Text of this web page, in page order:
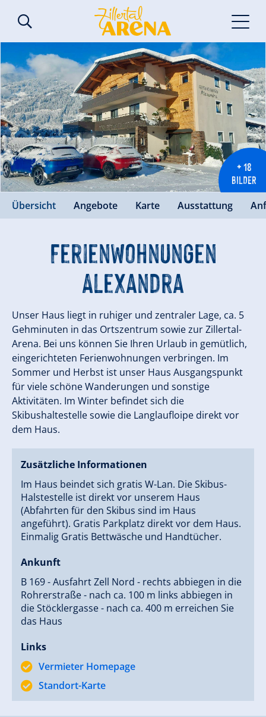
+ 18
BILDER
Übersicht Angebote Karte Ausstattung
Ferienwohnungen
Alexandra
Unser Haus liegt in ruhiger und zentraler Lage, ca. 5
Gehminuten in das Ortszentrum sowie zur Zillertal-
Arena. Bei uns können Sie Ihren Urlaub in gemütlich,
eingerichteten Ferienwohnungen verbringen. Im
Sommer und Herbst ist unser Haus Ausgangspunkt
für viele schöne Wanderungen und sonstige
Aktivitäten. Im Winter befindet sich die
Skibushaltestelle sowie die Langlaufloipe direkt vor
dem Haus.
Zusätzliche Informationen
Im Haus beindet sich gratis W-Lan. Die Skibus-
Halstestelle ist direkt vor unserem Haus
(Abfahrten für den Skibus sind im Haus
angeführt). Gratis Parkplatz direkt vor dem Haus.
Einmalig Gratis Bettwäsche und Handtücher.
Ankunft
B 169 - Ausfahrt Zell Nord - rechts abbiegen in die
Rohrerstraße - nach ca. 100 m links abbiegen in
die Stöcklergasse - nach ca. 400 m erreichen Sie
das Haus
Links
Vermieter Homepage
Standort-Karte